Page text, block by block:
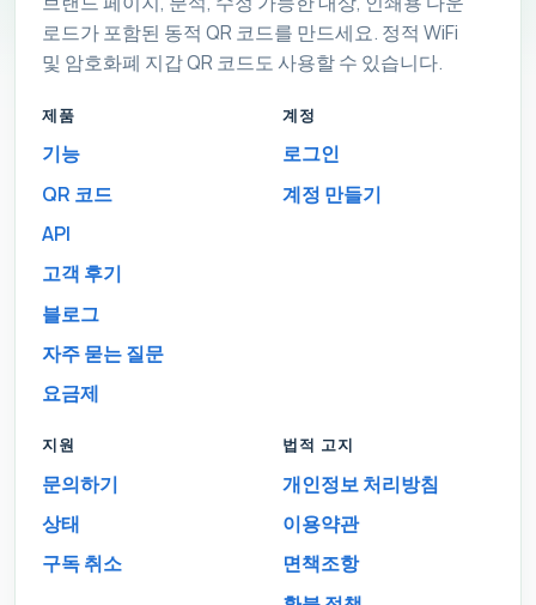
로드가 포함된 동적 QR 코드를 만드세요. 정적 WiFi
및 암호화폐 지갑 QR 코드도 사용할 수 있습니다.
제품
기능
QR 코드
API
고객 후기
블로그
자주 묻는 질문
요금제
계정
로그인
계정 만들기
지원
문의하기
상태
구독 취소
법적 고지
개인정보 처리방침
이용약관
면책조항